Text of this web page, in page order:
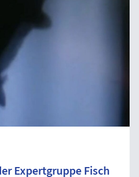
Expertgruppe Fisch